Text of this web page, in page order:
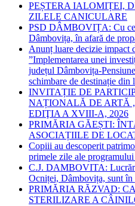
PEȘTERA IALOMIȚEI,
ZILELE CANICULARE
PSD DÂMBOVIȚA: Cu
Dâmbovița, în afară de
Anunț luare decizie impact
”Implementarea unei
județul Dâmbovița-
schimbare de destinație
INVITAȚIE DE
NAȚIONALĂ DE ARTĂ
EDIŢIA A XVIII-A, 2026
PRIMĂRIA GĂEȘTI:
ASOCIAȚIILE DE
Copiii au descoperit
primele zile ale
C.J. DAMBOVITA:
Ocniței, Dâmbovița, sunt în
PRIMĂRIA RĂZVAD:
STERILIZARE A